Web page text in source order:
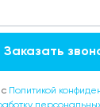
Заказать
Политикой